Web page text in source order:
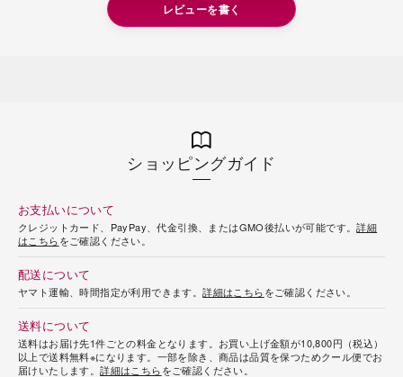
レビューを書く
ショッピングガイド
お支払いについて
クレジットカード、PayPay、代金引換、またはGMO後払いが可能です。詳細
はこちらをご確認ください。
配送について
ヤマト運輸、時間指定が利用できます。詳細はこちらをご確認ください。
送料について
送料はお届け先1件ごとの料金となります。お買い上げ金額が10,800円（税込）
以上で送料無料※になります。一部を除き、商品は品質を保つためクール便でお
届けいたします。詳細はこちらをご確認ください。